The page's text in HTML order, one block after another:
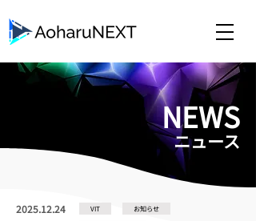
​NEWS
​ニュース
VIT
お知らせ
2025.12.24